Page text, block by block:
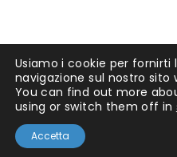
Copyright ©2025 by
04826180236
sociale
Usiamo i cookie per fornirti
navigazione sul nostro sito
You can find out more
using or switch them off in
Accetta